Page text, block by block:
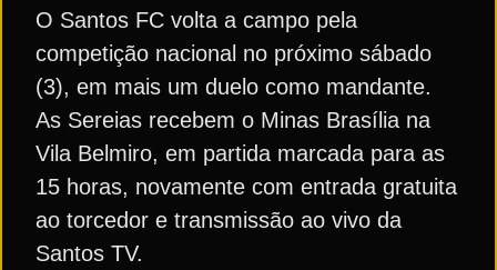
O Santos FC volta a campo pela
competição nacional no próximo sábado
(3), em mais um duelo como mandante.
As Sereias recebem o Minas Brasília na
Vila Belmiro, em partida marcada para as
15 horas, novamente com entrada gratuita
ao torcedor e transmissão ao vivo da
Santos TV.